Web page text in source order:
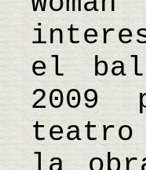
el
2009
teatro